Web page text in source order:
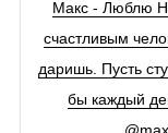
Макс - Люблю
счастливым
даришь. Пусть
бы каждый